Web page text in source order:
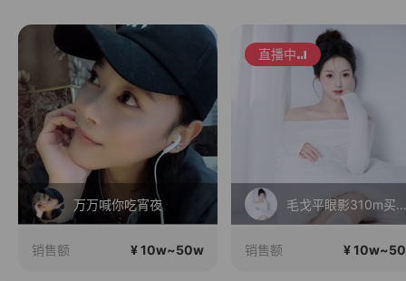
万万喊你吃宵夜
销售额 ¥ 10w~50w
直播中
毛戈平眼影310m买正送正！
销售额 ¥